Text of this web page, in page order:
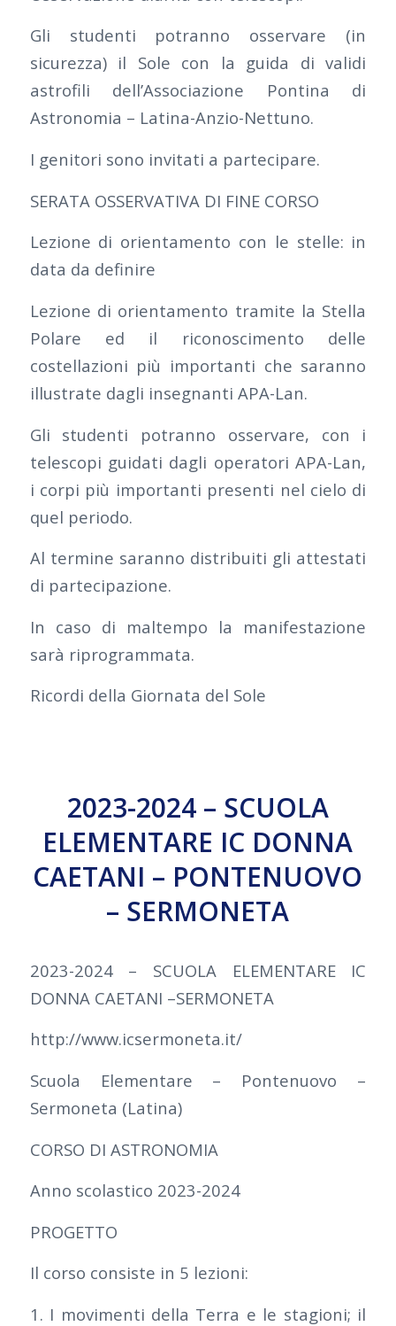
Gli studenti potranno osservare (in
sicurezza) il Sole con la guida di validi
astrofili dell’Associazione Pontina di
Astronomia – Latina-Anzio-Nettuno.
I genitori sono invitati a partecipare.
SERATA OSSERVATIVA DI FINE CORSO
Lezione di orientamento con le stelle: in
data da definire
Lezione di orientamento tramite la Stella
Polare ed il riconoscimento delle
costellazioni più importanti che saranno
illustrate dagli insegnanti APA-Lan.
Gli studenti potranno osservare, con i
telescopi guidati dagli operatori APA-Lan,
i corpi più importanti presenti nel cielo di
quel periodo.
Al termine saranno distribuiti gli attestati
di partecipazione.
In caso di maltempo la manifestazione
sarà riprogrammata.
Ricordi della Giornata del Sole
2023-2024 – SCUOLA
ELEMENTARE IC DONNA
CAETANI – PONTENUOVO
– SERMONETA
2023-2024 – SCUOLA ELEMENTARE IC
DONNA CAETANI –SERMONETA
http://www.icsermoneta.it/
Scuola Elementare – Pontenuovo –
Sermoneta (Latina)
CORSO DI ASTRONOMIA
Anno scolastico 2023-2024
PROGETTO
Il corso consiste in 5 lezioni:
1. I movimenti della Terra e le stagioni; il